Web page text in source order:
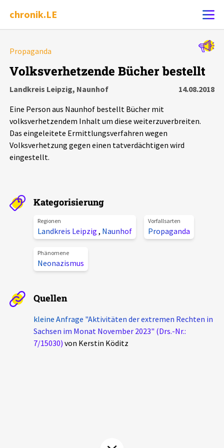
chronik.LE
Chronik
Dossiers
Leipziger Zustände
Phänomene
Aktuelles
Alle Beiträge
Pressemitteilungen
Podcasts
Über uns
Projektbeschreibung
Unterstützer_innen
Propaganda
Volksverhetzende Bücher bestellt
Landkreis Leipzig, Naunhof
14.08.2018
Eine Person aus Naunhof bestellt Bücher mit
volksverhetzendem Inhalt um diese weiterzuverbreiten.
Das eingeleitete Ermittlungsverfahren wegen
Volksverhetzung gegen einen tatverdächtigen wird
eingestellt.
Kategorisierung
Regionen
Landkreis Leipzig , Naunhof
Vorfallsarten
Propaganda
Phänomene
Neonazismus
Quellen
kleine Anfrage "Aktivitäten der extremen Rechten in
Sachsen im Monat November 2023" (Drs.-Nr.:
7/15030) von Kerstin Köditz
Alle Ereignisse
Ereignisse
Ereignisse
Exportieren Filter Erklärungen